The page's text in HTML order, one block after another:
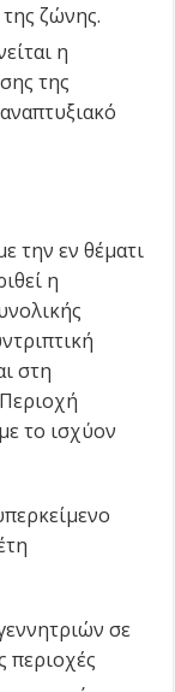
της ζώνης.
η
της
την εν θέματι
η
στη
το ισχύον
σε
περιοχές